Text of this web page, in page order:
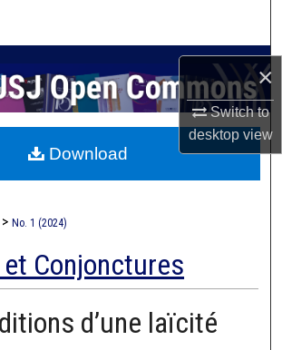
×
Switch to
desktopview
My Account
About
> No. 1 (2024)
Conjonctures
d’une laïcité
Download